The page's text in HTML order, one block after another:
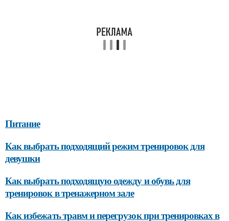
Питание
Как выбрать подходящий режим тренировок для
девушки
Как выбрать подходящую одежду и обувь для
тренировок в тренажерном зале
Как избежать травм и перегрузок при тренировках в